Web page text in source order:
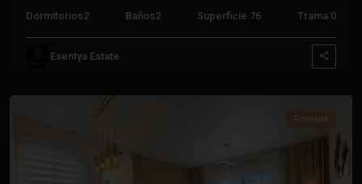
Dormitorios2 Baños2 Superficie:76 Trama:0
Esentya Estate
Torrevieja,
Reventa